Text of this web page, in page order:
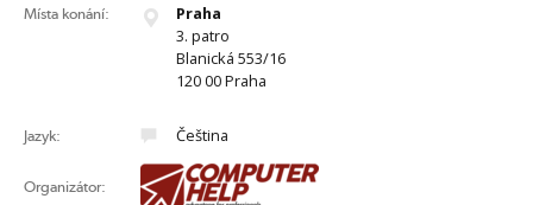
Místa konání:
Praha
3. patro
Blanická 553/16
120 00 Praha
Jazyk: Čeština
Organizátor: